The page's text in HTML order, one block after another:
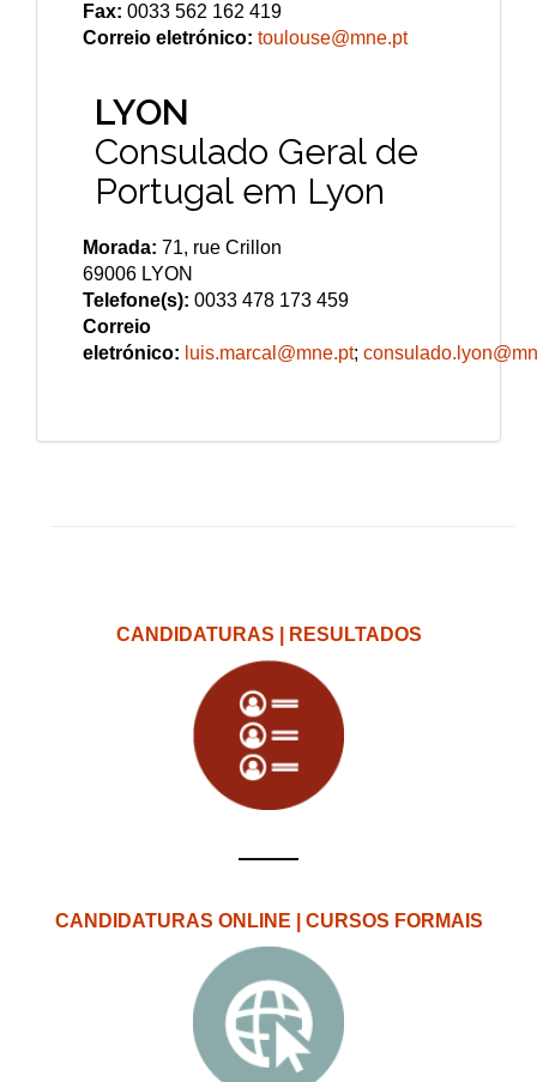
Fax: 0033 562 162 419
Correio eletrónico: toulouse@mne.pt
LYON
Consulado Geral de
Portugal em Lyon
Morada: 71, rue Crillon
69006 LYON
Telefone(s): 0033 478 173 459
Correio
eletrónico: luis.marcal@mne.pt;
CANDIDATURAS | RESULTADOS
CANDIDATURAS ONLINE | CURSOS FORMAIS